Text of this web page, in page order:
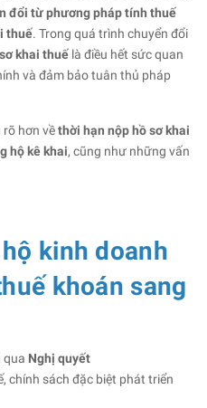
đổi từ phương pháp tính thuế
thuế. Trong quá trình chuyển đổi
khai thuế là điều hết sức quan
và đảm bảo tuân thủ pháp
rõ hơn vềthời hạn nộp hồ sơ khai
hộ kê khai, cũng như những vấn
kinh doanh
khoán sang
qua Nghị quyết
chính sách đặc biệt phát triển